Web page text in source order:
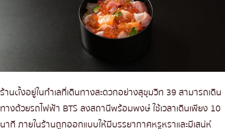
ร้านตั้งอยู่ในทำเลที่เดินทางสะดวกอย่างสุขุมวิท 39 สามารถเดิน
ทางด้วยรถไฟฟ้า BTS ลงสถานีพร้อมพงษ์ ใช้เวลาเดินเพียง 10
นาที ภายในร้านถูกออกแบบให้มีบรรยากาศหรูหราและมีเสน่ห์